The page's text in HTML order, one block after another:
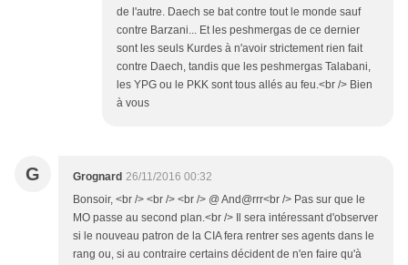
de l'autre. Daech se bat contre tout le monde sauf
contre Barzani... Et les peshmergas de ce dernier
sont les seuls Kurdes à n'avoir strictement rien fait
contre Daech, tandis que les peshmergas Talabani,
les YPG ou le PKK sont tous allés au feu.<br /> Bien
à vous
G Grognard 26/11/2016 00:32
Bonsoir, <br /> <br /> <br /> @ And@rrr<br /> Pas sur que le
MO passe au second plan.<br /> Il sera intéressant d'observer
si le nouveau patron de la CIA fera rentrer ses agents dans le
rang ou, si au contraire certains décident de n'en faire qu'à